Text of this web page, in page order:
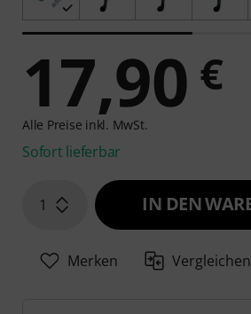
17,90 €
Alle Preise inkl. MwSt.
Sofort lieferbar
1 IN DEN
Merken Vergleichen